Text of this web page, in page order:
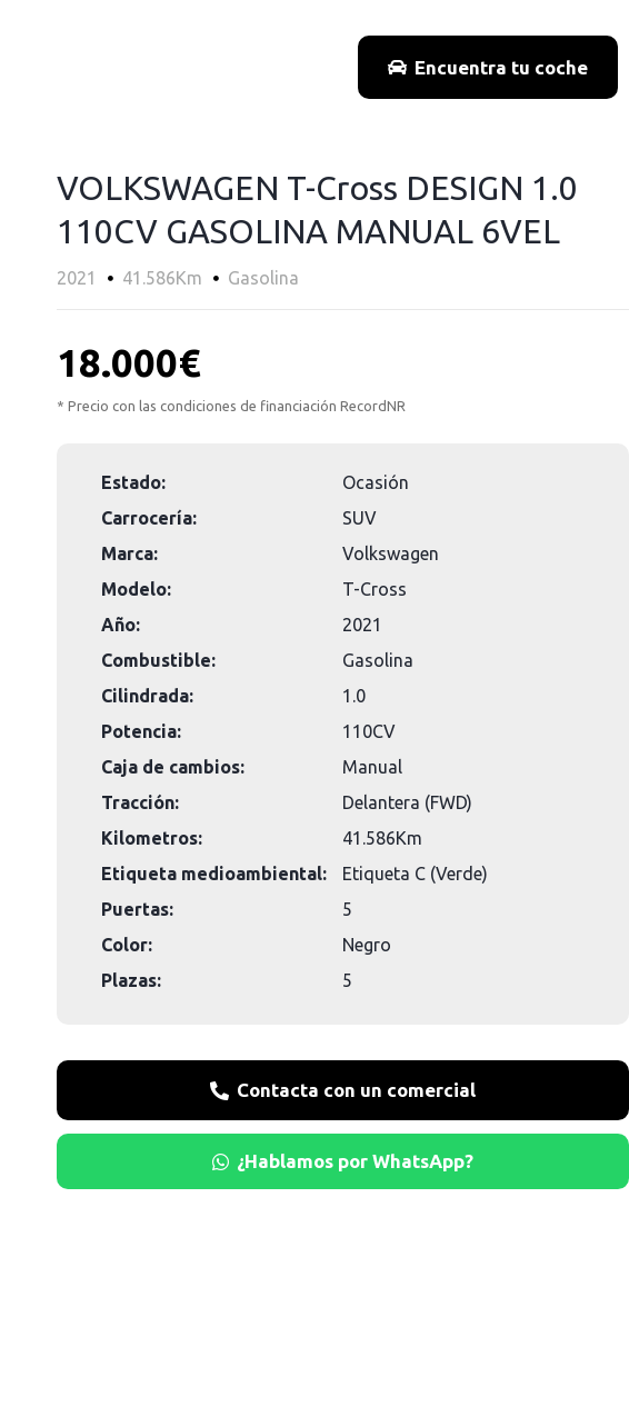
Encuentra tu coche
VOLKSWAGEN T-Cross DESIGN 1.0
110CV GASOLINA MANUAL 6VEL
2021 41.586Km Gasolina
18.000€
* Precio con las condiciones de financiación RecordNR
Estado:
Ocasión
Carrocería:
SUV
Marca:
Volkswagen
Modelo:
T-Cross
Año:
2021
Combustible:
Gasolina
Cilindrada:
1.0
Potencia:
110CV
Caja de cambios:
Manual
Tracción:
Delantera (FWD)
Kilometros:
41.586Km
Etiqueta medioambiental:
Etiqueta C (Verde)
Puertas:
5
Color:
Negro
Plazas:
5
Contacta con un comercial
¿Hablamos por WhatsApp?